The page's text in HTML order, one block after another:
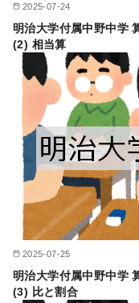
2025-07-24
明治大学付属中野中学
(2) 相当算
2025-07-25
明治大学付属中野中学
(3) 比と割合